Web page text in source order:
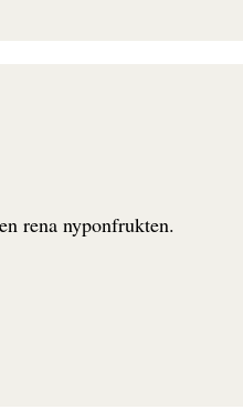
rena nyponfrukten.